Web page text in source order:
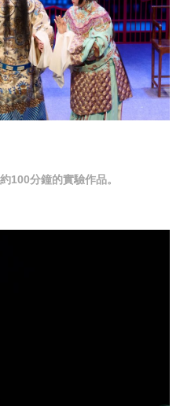
100分鐘的實驗作品。